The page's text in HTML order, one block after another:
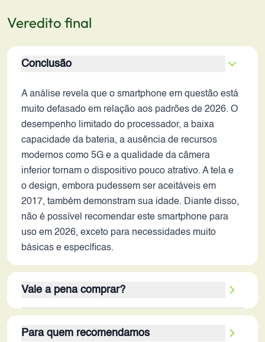
Veredito final
Conclusão
A análise revela que o smartphone em questão está
muito defasado em relação aos padrões de 2026. O
desempenho limitado do processador, a baixa
capacidade da bateria, a ausência de recursos
modernos como 5G e a qualidade da câmera
inferior tornam o dispositivo pouco atrativo. A tela e
o design, embora pudessem ser aceitáveis em
2017, também demonstram sua idade. Diante disso,
não é possível recomendar este smartphone para
uso em 2026, exceto para necessidades muito
básicas e específicas.
Vale a pena comprar?
smartphone não vale a pena em 2026. Seus pontos
Para quem recomendamos